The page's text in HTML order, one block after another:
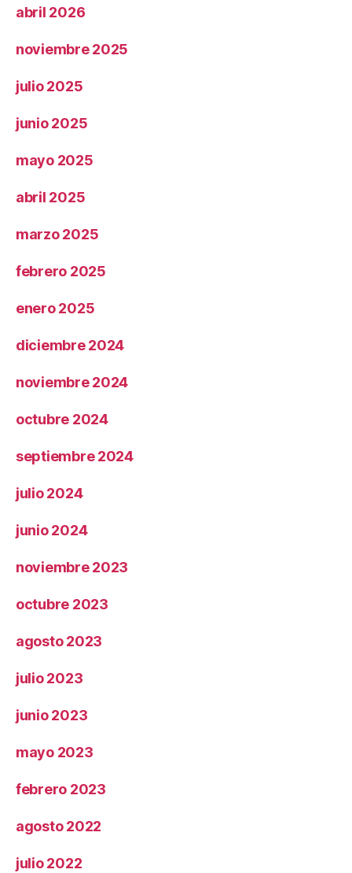
abril 2026
noviembre 2025
julio 2025
junio 2025
mayo 2025
abril 2025
marzo 2025
febrero 2025
enero 2025
diciembre 2024
noviembre 2024
octubre 2024
septiembre 2024
julio 2024
junio 2024
noviembre 2023
octubre 2023
agosto 2023
julio 2023
junio 2023
mayo 2023
febrero 2023
agosto 2022
julio 2022